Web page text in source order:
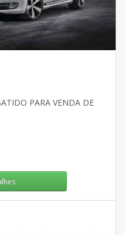
PARA VENDA DE